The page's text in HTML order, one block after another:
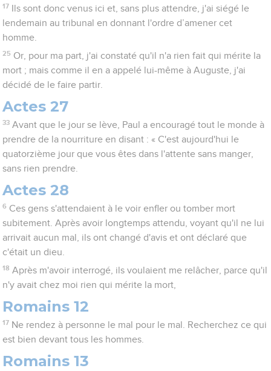
17
Ils sont donc venus ici et, sans plus attendre, j'ai siégé le
lendemain au tribunal en donnant l'ordre d’amener cet
homme.
25 Or, pour ma part, j'ai constaté qu'il n'a rien fait qui mérite la
mort ; mais comme il en a appelé lui-même à Auguste, j'ai
décidé de le faire partir.
Actes 27
33 Avant que le jour se lève, Paul a encouragé tout le monde à
prendre de la nourriture en disant : « C'est aujourd'hui le
quatorzième jour que vous êtes dans l'attente sans manger,
sans rien prendre.
Actes 28
6 Ces gens s'attendaient à le voir enfler ou tomber mort
subitement. Après avoir longtemps attendu, voyant qu'il ne lui
arrivait aucun mal, ils ont changé d'avis et ont déclaré que
c'était un dieu.
18 Après m'avoir interrogé, ils voulaient me relâcher, parce qu'il
n'y avait chez moi rien qui mérite la mort,
Romains 12
17 Ne rendez à personne le mal pour le mal. Recherchez ce qui
est bien devant tous les hommes.
Romains 13